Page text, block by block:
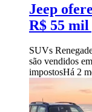
Jeep
R$ 55
SUVs
são vendidos
impostosHá 2